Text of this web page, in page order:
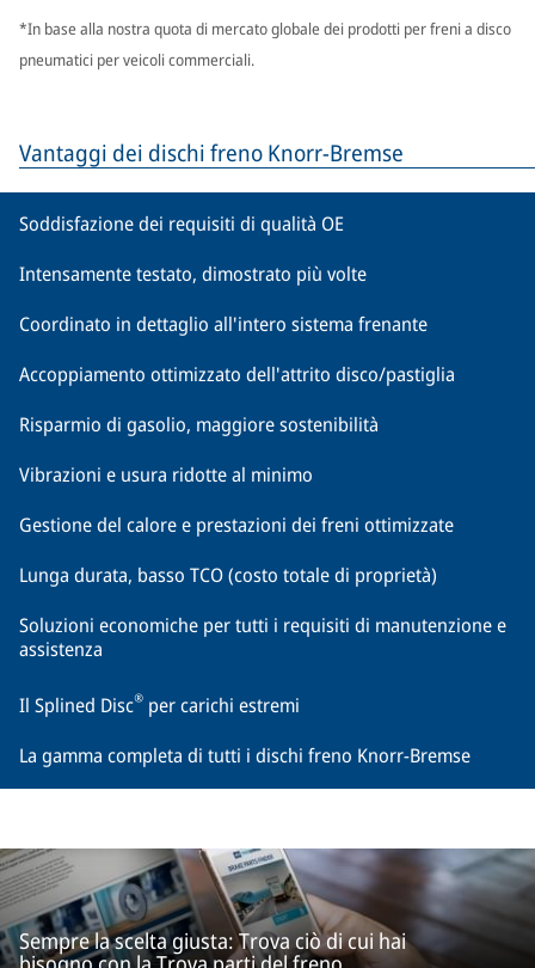
*In base alla nostra quota di mercato globale dei prodotti per freni a disco
pneumatici per veicoli commerciali.
Vantaggi dei dischi freno Knorr-Bremse
Soddisfazione dei requisiti di qualità OE
Intensamente testato, dimostrato più volte
Coordinato in dettaglio all'intero sistema frenante
Accoppiamento ottimizzato dell'attrito disco/pastiglia
Risparmio di gasolio, maggiore sostenibilità
Vibrazioni e usura ridotte al minimo
Gestione del calore e prestazioni dei freni ottimizzate
Lunga durata, basso TCO (costo totale di proprietà)
Soluzioni economiche per tutti i requisiti di manutenzione e
assistenza
Il Splined Disc® per carichi estremi
La gamma completa di tutti i dischi freno Knorr-Bremse
Sempre la scelta giusta: Trova ciò di cui hai